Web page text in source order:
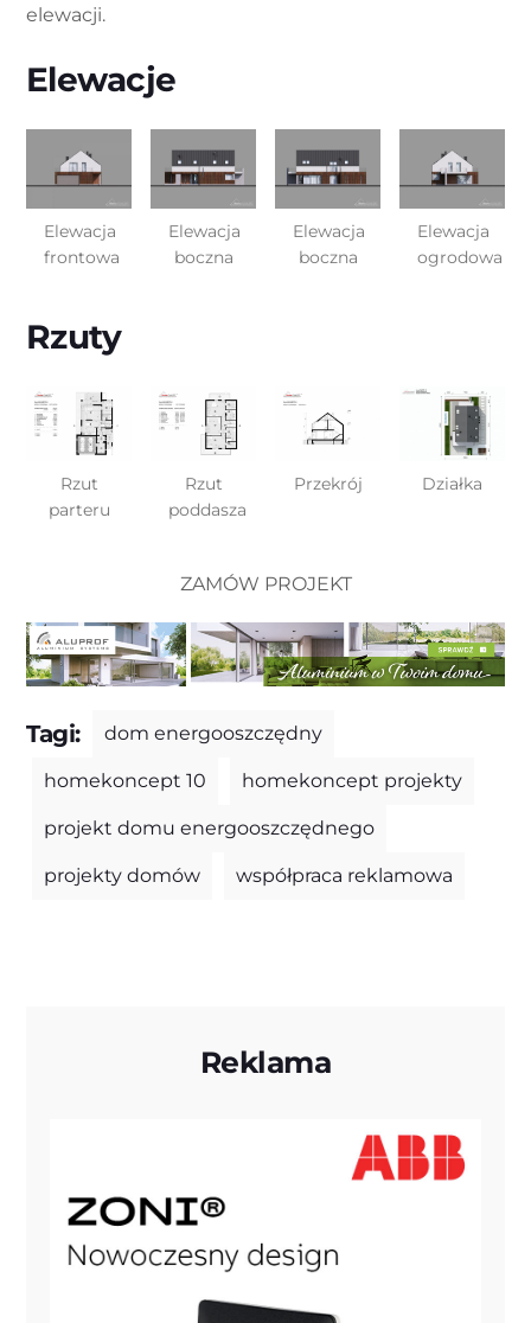
elewacji.
Elewacje
Elewacja
frontowa
Elewacja
boczna
Elewacja
boczna
Elewacja
ogrodowa
Rzuty
Rzut
parteru
Rzut
poddasza
Przekrój Działka
ZAMÓW PROJEKT
Tagi: dom energooszczędny
homekoncept 10 homekoncept projekty
projekt domu energooszczędnego
projekty domów współpraca reklamowa
Reklama